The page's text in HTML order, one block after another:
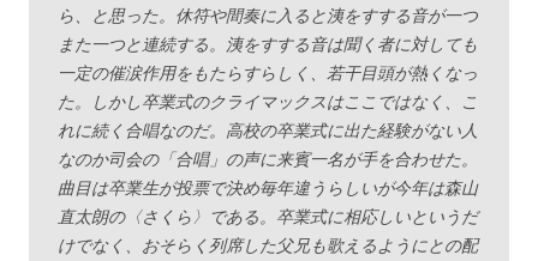
ら、と思った。休符や間奏に入ると洟をすする音が一つ
また一つと連続する。洟をすする音は聞く者に対しても
一定の催涙作用をもたらすらしく、若干目頭が熱くなっ
た。しかし卒業式のクライマックスはここではなく、こ
れに続く合唱なのだ。高校の卒業式に出た経験がない人
なのか司会の「合唱」の声に来賓一名が手を合わせた。
曲目は卒業生が投票で決め毎年違うらしいが今年は森山
直太朗の〈さくら〉である。卒業式に相応しいというだ
けでなく、おそらく列席した父兄も歌えるようにとの配